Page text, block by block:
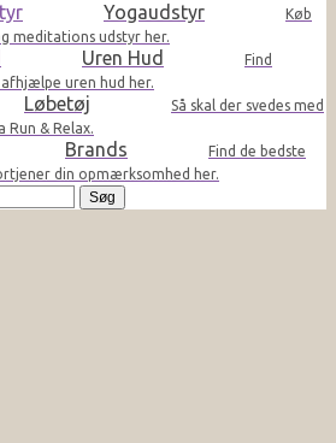
Yogaudstyr
Køb
meditations udstyr her.
Uren Hud
Find
uren hud her.
Løbetøj
Så skal der svedes med
& Relax.
Brands
Find de bedste
din opmærksomhed her.